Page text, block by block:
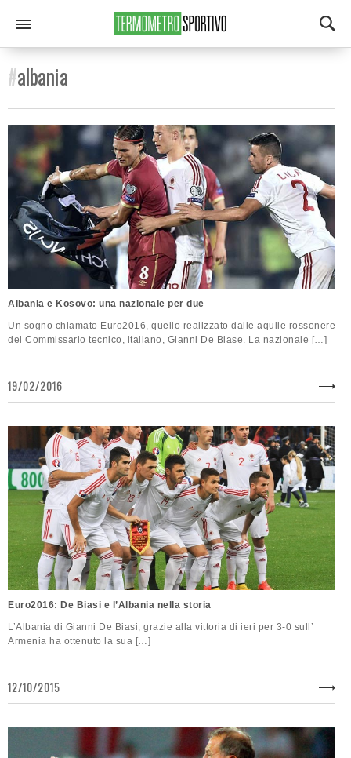
#albania
Albania e Kosovo: una nazionale per due
Un sogno chiamato Euro2016, quello realizzato dalle aquile rossonere
del Commissario tecnico, italiano, Gianni De Biase. La nazionale […]
19/02/2016
Euro2016: De Biasi e l’Albania nella storia
L’Albania di Gianni De Biasi, grazie alla vittoria di ieri per 3-0 sull’
Armenia ha ottenuto la sua […]
12/10/2015